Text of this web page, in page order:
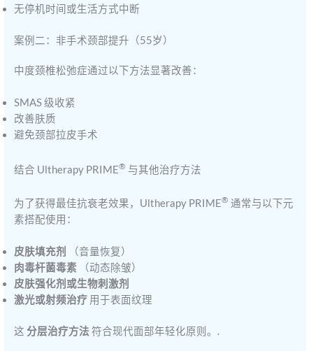
无停机时间或生活方式中断
案例二：非手术颈部提升（55岁）
中度颈椎松弛症通过以下方法显著改善：
SMAS 级收紧
改善肤质
避免颈部拉皮手术
结合 Ultherapy PRIME® 与其他治疗方法
为了获得最佳抗衰老效果，Ultherapy PRIME® 通常与以下元
素搭配使用：
皮肤填充剂
（音量恢复）
肉毒杆菌毒素 （动态除皱）
皮肤强化剂或生物刺激剂
激光或射频治疗 用于表面纹理
这 分层治疗方法符合现代面部年轻化原则。.